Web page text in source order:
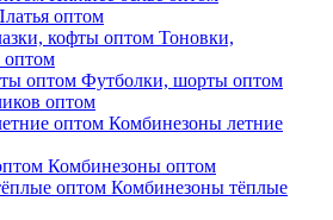
оптом
Тоновки,
оптом
Футболки, шорты оптом
оптом
Комбинезоны летние
Комбинезоны оптом
Комбинезоны тёплые